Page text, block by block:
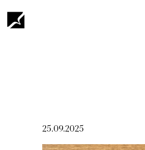
pääsisältöön
25.09.2025